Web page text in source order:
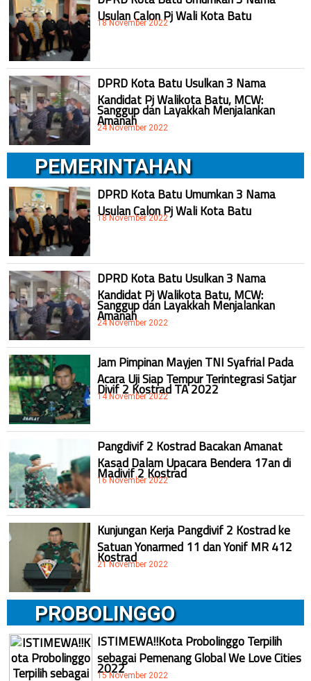
Usulan Calon Pj Wali Kota Batu
18 November 2022
DPRD Kota Batu Usulkan 3 Nama
Kandidat Pj Walikota Batu, MCW:
Sanggup dan Layakkah Menjalankan
Amanah
24 November 2022
PEMERINTAHAN
DPRD Kota Batu Umumkan 3 Nama
Usulan Calon Pj Wali Kota Batu
18 November 2022
DPRD Kota Batu Usulkan 3 Nama
Kandidat Pj Walikota Batu, MCW:
Sanggup dan Layakkah Menjalankan
Amanah
24 November 2022
Jam Pimpinan Mayjen TNI Syafrial Pada
Acara Uji Siap Tempur Terintegrasi Satjar
Divif 2 Kostrad TA 2022
14 November 2022
Pangdivif 2 Kostrad Bacakan Amanat
Kasad Dalam Upacara Bendera 17an di
Madivif 2 Kostrad
16 November 2022
Kunjungan Kerja Pangdivif 2 Kostrad ke
Satuan Yonarmed 11 dan Yonif MR 412
Kostrad
21 November 2022
PROBOLINGGO
ISTIMEWA!!Kota Probolinggo Terpilih
sebagai Pemenang Global We Love Cities
2022
15 November 2022